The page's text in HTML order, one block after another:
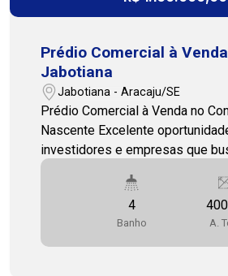
Prédio Comercial à
Jabotiana
Jabotiana - Aracaju/SE
Prédio Comercial à Venda no
Nascente Excelente oportunidade para
investidores e empresas que
comercial com ampla estrutura e
aproximadamente 400 m² de
oferecendo espaços versáteis
segmentos comerciais, como
4
Banho A.